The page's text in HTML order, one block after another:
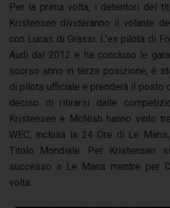
Per la prima volta, i detentori del
Kristensen divideranno il volante
con Lucas di Grassi. L’ex pilota di
Audi dal 2012 e ha concluso le
scorso anno in terza posizione, è
di pilota ufficiale e prenderà il posto
deciso di ritirarsi dalle
Kristensen e McNish hanno vinto
WEC, inclusa la 24 Ore di Le
Titolo Mondiale. Per Kristensen
successo a Le Mans mentre per
volta.